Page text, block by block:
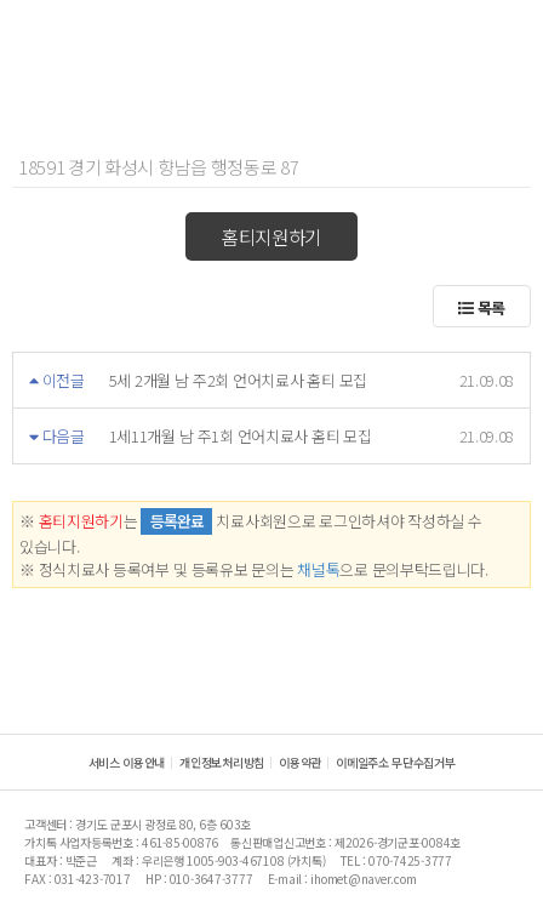
18591 경기 화성시 향남읍 행정동로 87
홈티지원하기
목록
이전글 5세 2개월 남 주2회 언어치료사 홈티 모집 21.09.08
다음글 1세11개월 남 주1회 언어치료사 홈티 모집 21.09.08
※ 홈티지원하기는 등록완료 치료사회원으로 로그인하셔야 작성하실 수
있습니다.
※ 정식치료사 등록여부 및 등록유보 문의는 채널톡으로 문의부탁드립니다.
서비스 이용안내 개인정보처리방침 이용약관 이메일주소 무단수집거부
고객센터 : 경기도 군포시 광정로 80, 6층 603호
가치톡 사업자등록번호 : 461-85-00876
통신판매업신고번호 : 제2026-경기군포-0084호
대표자 : 박준근
계좌 : 우리은행 1005-903-467108 (가치톡)
TEL : 070-7425-3777
FAX : 031-423-7017
HP : 010-3647-3777 E-mail : ihomet@naver.com